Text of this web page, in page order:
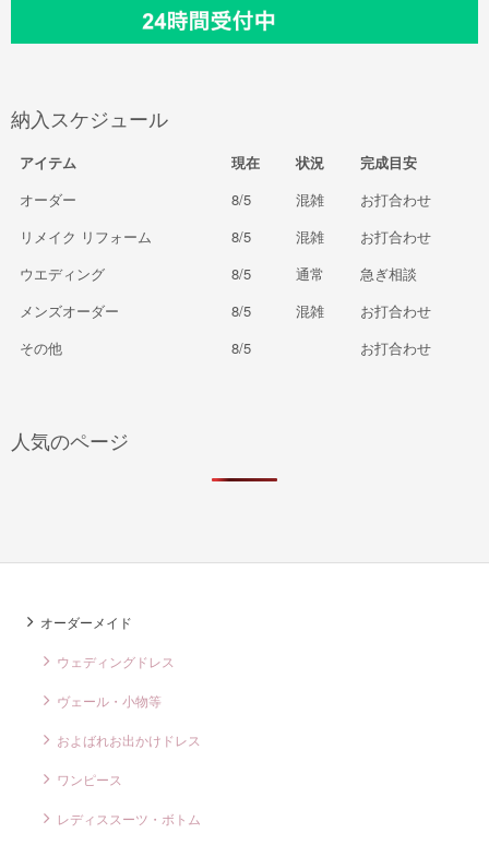
納入スケジュール
アイテム 現在 状況
完成目安
オーダー
8/5 混雑
お打合わせ
リメイク リフォーム
8/5 混雑
お打合わせ
ウエディング
8/5 通常
急ぎ相談
メンズオーダー
8/5 混雑
お打合わせ
その他
8/5 お打合わせ
人気のページ
オーダーメイド
ウェディングドレス
ヴェール・小物等
およばれお出かけドレス
ワンピース
レディススーツ・ボトム